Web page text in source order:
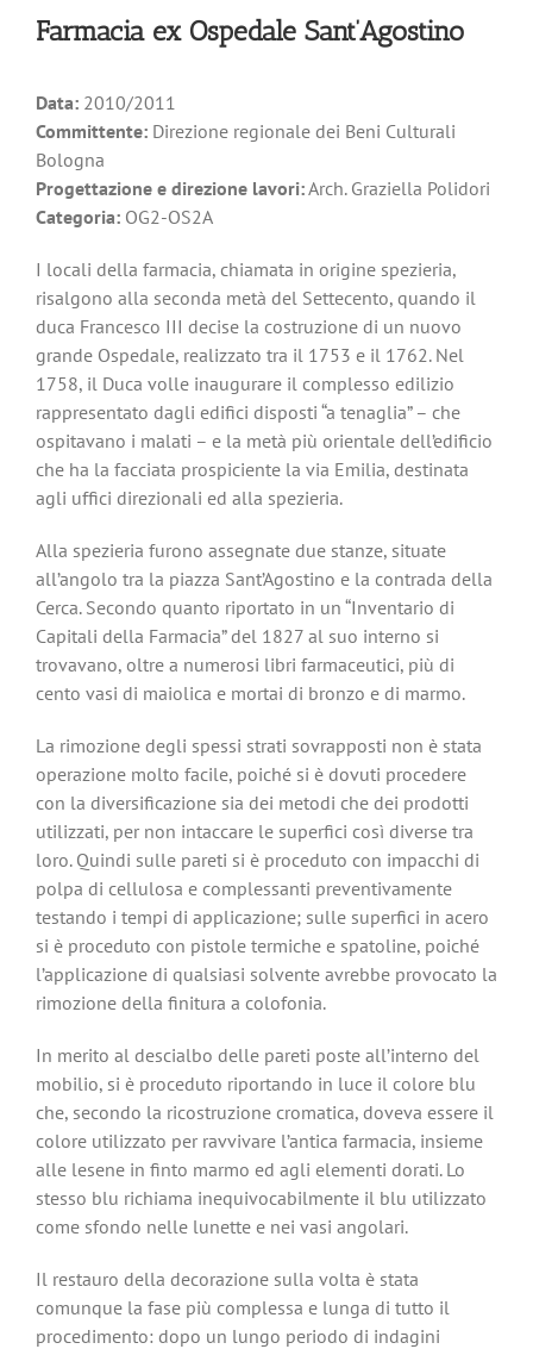
Farmacia ex Ospedale Sant’Agostino
Data: 2010/2011
Committente: Direzione regionale dei Beni Culturali
Bologna
Progettazione e direzione lavori:Arch. Graziella Polidori
Categoria: OG2-OS2A
I locali della farmacia, chiamata in origine spezieria,
risalgono alla seconda metà del Settecento, quando il
duca Francesco III decise la costruzione di un nuovo
grande Ospedale, realizzato tra il 1753 e il 1762. Nel
1758, il Duca volle inaugurare il complesso edilizio
rappresentato dagli edifici disposti “a tenaglia” – che
ospitavano i malati – e la metà più orientale dell’edificio
che ha la facciata prospiciente la via Emilia, destinata
agli uffici direzionali ed alla spezieria.
Alla spezieria furono assegnate due stanze, situate
all’angolo tra la piazza Sant’Agostino e la contrada della
Cerca. Secondo quanto riportato in un “Inventario di
Capitali della Farmacia” del 1827 al suo interno si
trovavano, oltre a numerosi libri farmaceutici, più di
cento vasi di maiolica e mortai di bronzo e di marmo.
La rimozione degli spessi strati sovrapposti non è stata
operazione molto facile, poiché si è dovuti procedere
con la diversificazione sia dei metodi che dei prodotti
utilizzati, per non intaccare le superfici così diverse tra
loro. Quindi sulle pareti si è proceduto con impacchi di
polpa di cellulosa e complessanti preventivamente
testando i tempi di applicazione; sulle superfici in acero
si è proceduto con pistole termiche e spatoline, poiché
l’applicazione di qualsiasi solvente avrebbe provocato la
rimozione della finitura a colofonia.
In merito al descialbo delle pareti poste all’interno del
mobilio, si è proceduto riportando in luce il colore blu
che, secondo la ricostruzione cromatica, doveva essere il
colore utilizzato per ravvivare l’antica farmacia, insieme
alle lesene in finto marmo ed agli elementi dorati. Lo
stesso blu richiama inequivocabilmente il blu utilizzato
come sfondo nelle lunette e nei vasi angolari.
Il restauro della decorazione sulla volta è stata
comunque la fase più complessa e lunga di tutto il
procedimento: dopo un lungo periodo di indagini